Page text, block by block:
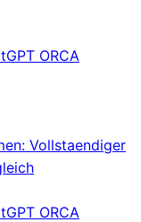
ORCA
Vollstaendiger
ORCA